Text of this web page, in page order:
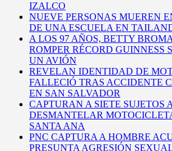
IZALCO
NUEVE PERSONAS MUEREN
DE UNA ESCUELA EN
A LOS 97 AÑOS, BETTY
ROMPER RÉCORD GUINNESS
UN AVIÓN
REVELAN IDENTIDAD DE
FALLECIÓ TRAS ACCIDENTE
EN SAN SALVADOR
CAPTURAN A SIETE SUJETOS
DESMANTELAR
SANTA ANA
PNC CAPTURA A HOMBRE
PRESUNTA AGRESIÓN